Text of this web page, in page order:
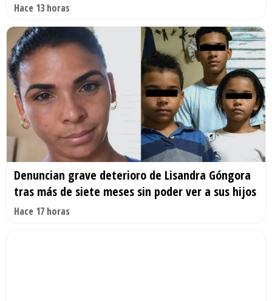
Hace 13 horas
Denuncian grave deterioro de Lisandra Góngora
tras más de siete meses sin poder ver a sus hijos
Hace 17 horas